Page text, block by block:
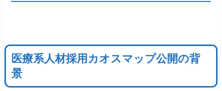
医療系人材採用カオスマップ公開の背
景